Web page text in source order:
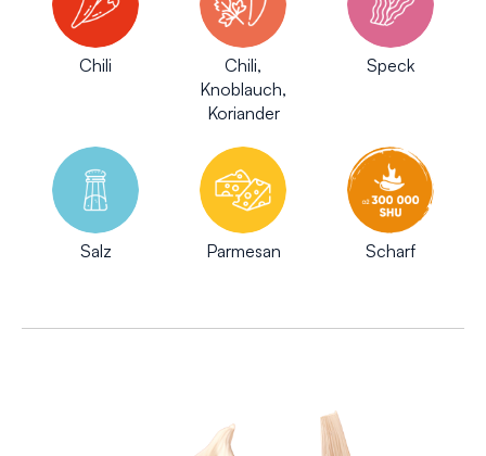
Chili
Chili,
Knoblauch,
Koriander
Speck
Salz Parmesan Scharf